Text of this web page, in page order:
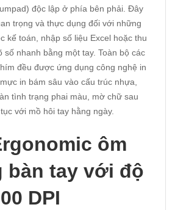
độc lập ở phía bên phải. Đây
trọng và thực dụng đối với những
kế toán, nhập số liệu Excel hoặc thu
số nhanh bằng một tay. Toàn bộ các
đều được ứng dụng công nghệ in
in bám sâu vào cấu trúc nhựa,
tình trạng phai màu, mờ chữ sau
với mồ hôi tay hằng ngày.
ôm
bàn tay với độ
DPI